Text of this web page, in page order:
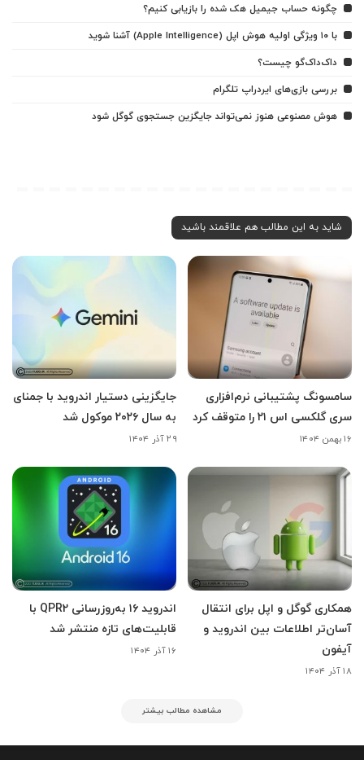
چگونه حساب جیمیل هک شده را بازیابی کنیم؟
با ۱۰ ویژگی اولیه هوش اپل (Apple Intelligence) آشنا شوید
داک‌داک‌گو چیست؟
بررسی بازی‌های ایردراپ تلگرام
هوش مصنوعی هنوز نمی‌تواند جایگزین جستجوی گوگل شود
شاید به این مطالب هم علاقمند باشید
سامسونگ پشتیبانی نرم‌افزاری
سری گلکسی اس ۲۱ را متوقف کرد
۱۶ بهمن ۱۴۰۴
جایگزینی دستیار اندروید با جمنای
به سال ۲۰۲۶ موکول شد
۲۹ آذر ۱۴۰۴
همکاری گوگل و اپل برای انتقال
آسان‌تر اطلاعات بین اندروید و
آیفون
۱۸ آذر ۱۴۰۴
اندروید ۱۶ به‌روزرسانی QPR2 با
قابلیت‌های تازه منتشر شد
۱۶ آذر ۱۴۰۴
مشاهده مطالب بیشتر